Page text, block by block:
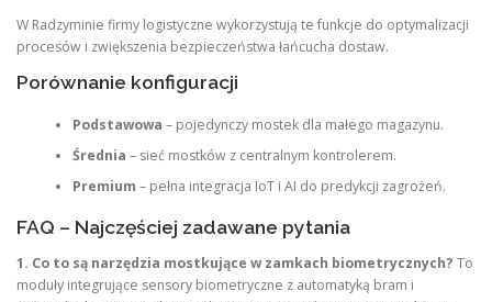
W Radzyminie firmy logistyczne wykorzystują te funkcje do optymalizacji
procesów i zwiększenia bezpieczeństwa łańcucha dostaw.
Porównanie konfiguracji
Podstawowa – pojedynczy mostek dla małego magazynu.
Średnia – sieć mostków z centralnym kontrolerem.
Premium – pełna integracja IoT i AI do predykcji zagrożeń.
FAQ – Najczęściej zadawane pytania
1. Co to są narzędzia mostkujące w zamkach biometrycznych? To
moduły integrujące sensory biometryczne z automatyką bram i